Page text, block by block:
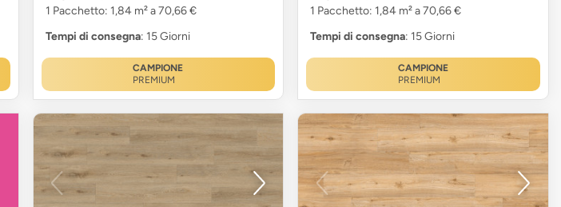
1 Pacchetto: 1,84 m² a 70,66 €
Tempi di consegna: 15 Giorni
CAMPIONE
PREMIUM
1 Pacchetto: 1,84 m² a 70,66 €
Tempi di consegna: 15 Giorni
CAMPIONE
PREMIUM